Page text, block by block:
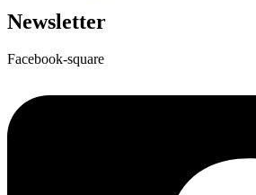
Newsletter
Facebook-square